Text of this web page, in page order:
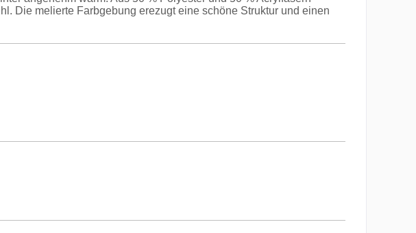
Die melierte Farbgebung erezugt eine schöne Struktur und einen